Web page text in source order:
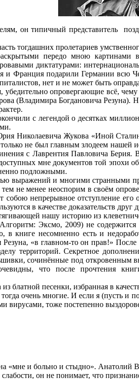
он типичный представитель
тогдашних пролетариев
передо мною картинами
диктатурами:
и Франция подарили Германии
нет и не может быть
опровергающие всё,
(Владимира Богдановича
с легендой о десятках
Николаевича Жукова «Иной
не был главным злодеем нашей
с Лаврентия Павловича
мне документов той
подложными.
выражений и многими странными
не менее неоспорим в своём
собою непрерывное отступление
в качестве доказательств друг
нашу историю из
Эксмо, 2009) не
в книге несомненно есть и
«в главном-то он прав!»
территорий. Секретное
сочинённые под откровенным
что после прочтения
блатной песенки, избранная в
очень многие. И если я (пусть и
вирусами, тоже постепенно
«мне и больно и стыдно». Анатолий
он не понимает, что